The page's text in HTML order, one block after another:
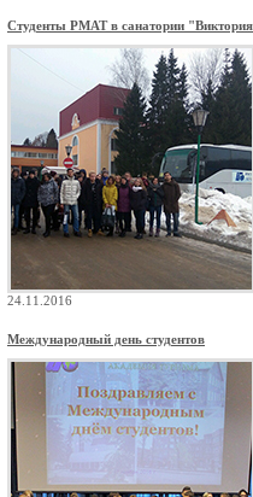
Студенты РМАТ в санатории
24.11.2016
Международный день студентов